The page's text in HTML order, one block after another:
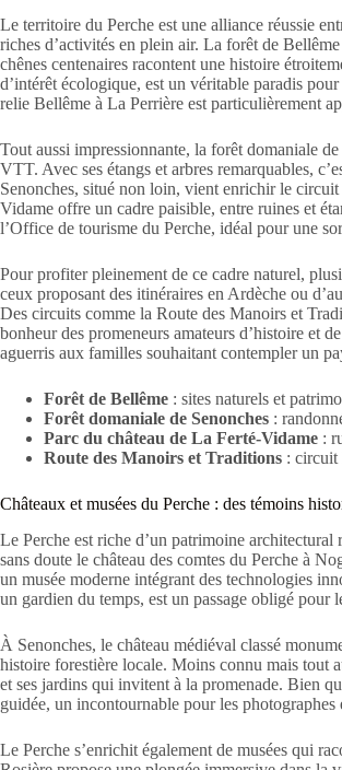
Le territoire du Perche est une alliance réussie
riches d’activités en plein air. La forêt de
chênes centenaires racontent une histoire
d’intérêt écologique, est un véritable paradis
relie Bellême à La Perrière est particulièrement
Tout aussi impressionnante, la forêt domaniale
VTT. Avec ses étangs et arbres remarquables,
Senonches, situé non loin, vient enrichir le
Vidame offre un cadre paisible, entre ruines et
l’Office de tourisme du Perche, idéal pour une
Pour profiter pleinement de ce cadre naturel,
ceux proposant des itinéraires en Ardèche ou
Des circuits comme la Route des Manoirs et
bonheur des promeneurs amateurs d’histoire et
aguerris aux familles souhaitant contempler un
Forêt de Bellême : sites naturels et
Forêt domaniale de Senonches :
Parc du château de La Ferté-Vidame :
Route des Manoirs et Traditions : circuit
Châteaux et musées du Perche : des témoins
Le Perche est riche d’un patrimoine
sans doute le château des comtes du Perche à
un musée moderne intégrant des technologies
un gardien du temps, est un passage obligé pour
À Senonches, le château médiéval classé
histoire forestière locale. Moins connu mais tout
et ses jardins qui invitent à la promenade. Bien
guidée, un incontournable pour les photographes
Le Perche s’enrichit également de musées qui